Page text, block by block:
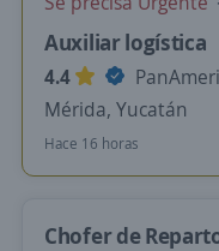
Auxiliar logística
4.4
Mérida, Yucatán
Hace 16 horas
Chofer de